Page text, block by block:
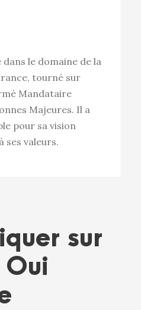
le domaine de la
tourné sur
Mandataire
Majeures. Il a
pour sa vision
ses valeurs.
sur
Oui